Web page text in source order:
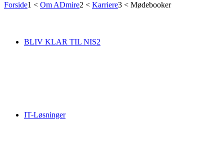
BLIV KLAR TIL NIS2
IT-Løsninger
Forside1 < Om ADmire2 < Karriere3 < Mødebooker